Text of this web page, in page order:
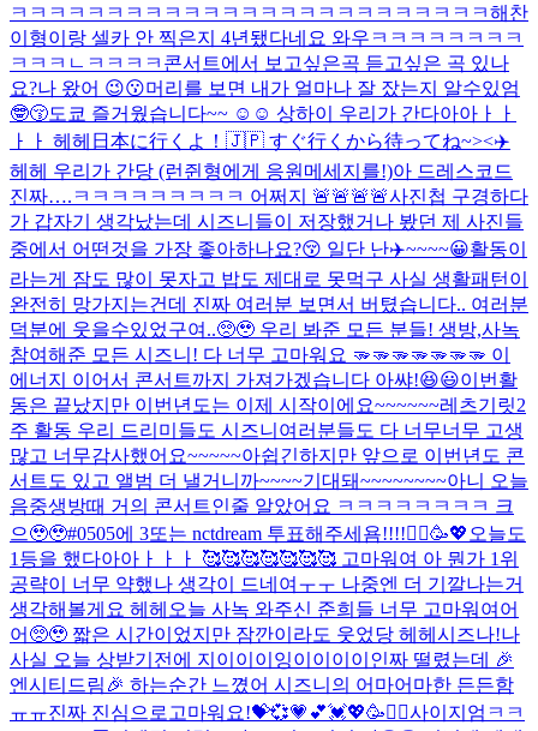
ㅋㅋㅋㅋㅋㅋㅋㅋㅋㅋㅋㅋㅋㅋㅋㅋㅋㅋㅋㅋㅋㅋㅋㅋㅋ해찬
이형이랑 셀카 안 찍은지 4년됐다네요 와우ㅋㅋㅋㅋㅋㅋㅋㅋ
ㅋㅋㅋㄴㅋㅋㅋㅋ 콘서트에서 보고싶은곡 듣고싶은 곡 있나
요?나 왔어 😉😗머리를 보면 내가 얼마나 잘 잤는지 알수있엄
🤓😚도쿄 즐거웠습니다~~ ☺️☺️ 상하이 우리가 간다아아ㅏㅏ
ㅏㅏ 헤헤 日本に行くよ！🇯🇵 すぐ行くから待ってね~><✈️
헤헤 우리가 간당 (런쥔형에게 응원메세지를!)아 드레스코드
진짜….ㅋㅋㅋㅋㅋㅋㅋㅋㅋ 어쩌지 🚨🚨🚨🚨사진첩 구경하다
가 갑자기 생각났는데 시즈니들이 저장했거나 봤던 제 사진들
중에서 어떤것을 가장 좋아하나요?😚 일단 난✈️~~~~😀활동이
라는게 잠도 많이 못자고 밥도 제대로 못먹구 사실 생활패턴이
완전히 망가지는건데 진짜 여러분 보면서 버텼습니다.. 여러분
덕분에 웃을수있었구여..🥺🥹 우리 봐준 모든 분들! 생방,사녹
참여해준 모든 시즈니! 다 너무 고마워요 🫳🫳🫳🫳🫳🫳🫳 이
에너지 이어서 콘서트까지 가져가겠습니다 아쌰!😆😃이번활
동은 끝났지만 이번년도는 이제 시작이에요~~~~~~레츠기릿2
주 활동 우리 드리미들도 시즈니여러분들도 다 너무너무 고생
많고 너무감사했어요~~~~~아쉽긴하지만 앞으로 이번년도 콘
서트도 있고 앨범 더 낼거니까~~~~기대돼~~~~~~~~아니 오늘
음중생방때 거의 콘서트인줄 알았어요 ㅋㅋㅋㅋㅋㅋㅋㅋ 크
으🥹🥹#0505에 3또는 nctdream 투표해주세욤!!!!🙇‍♂️🥳💖 오늘도
1등을 했다아아ㅏㅏㅏ 🥰🥰🥰🥰🥰🥰🥰 고마워여 아 뭔가 1위
공략이 너무 약했나 생각이 드네여ㅜㅜ 나중엔 더 기깔나는거
생각해볼게요 헤헤 오늘 사녹 와주신 준희들 너무 고마워여어
어🥺🥹 짧은 시간이었지만 잠깐이라도 웃었당 헤헤 시즈나!나
사실 오늘 상받기전에 지이이이잉이이이이인짜 떨렸는데 🎉
엔시티드림🎉 하는순간 느꼈어 시즈니의 어마어마한 든든함
ㅠㅠ진짜 진심으로고마워요!💝💞💗💕💓💖🥳🙇‍♂️사이지엄ㅋㅋ